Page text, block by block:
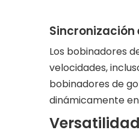
Sincronización
Los bobinadores
velocidades,
bobinadores de
dinámicamente